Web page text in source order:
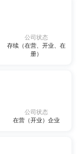
公司状态
存续（在营、开业、在
册）
公司状态
在营（开业）企业